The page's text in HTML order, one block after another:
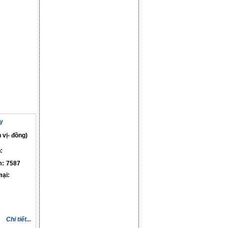
vị- đồng)
7587
Chi tiết...